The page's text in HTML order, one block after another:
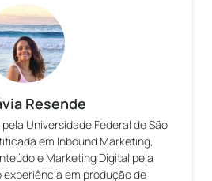
Resende
Universidade Federal de São
em Inbound Marketing,
e Marketing Digital pela
experiência em produção de